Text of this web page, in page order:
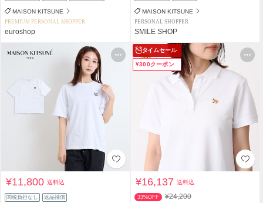
MAISON KITSUNE
PREMIUM PERSONAL SHOPPER
euroshop
MAISON KITSUNE
PERSONAL SHOPPER
SMILE SHOP
¥11,800送料込
関税負担なし 返品補償
タイムセール
¥300クーポン
¥16,137送料込
33%OFF ¥24,200